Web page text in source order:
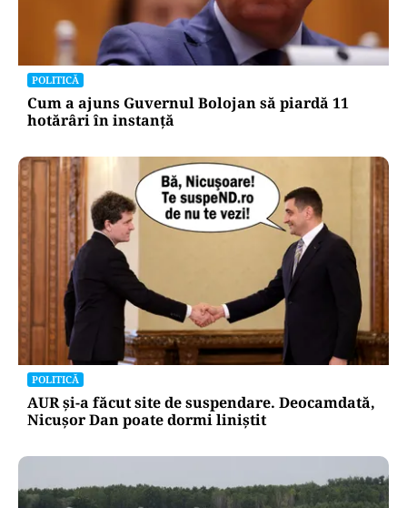
POLITICĂ
Cum a ajuns Guvernul Bolojan să piardă 11
hotărâri în instanță
POLITICĂ
AUR și-a făcut site de suspendare. Deocamdată,
Nicușor Dan poate dormi liniștit